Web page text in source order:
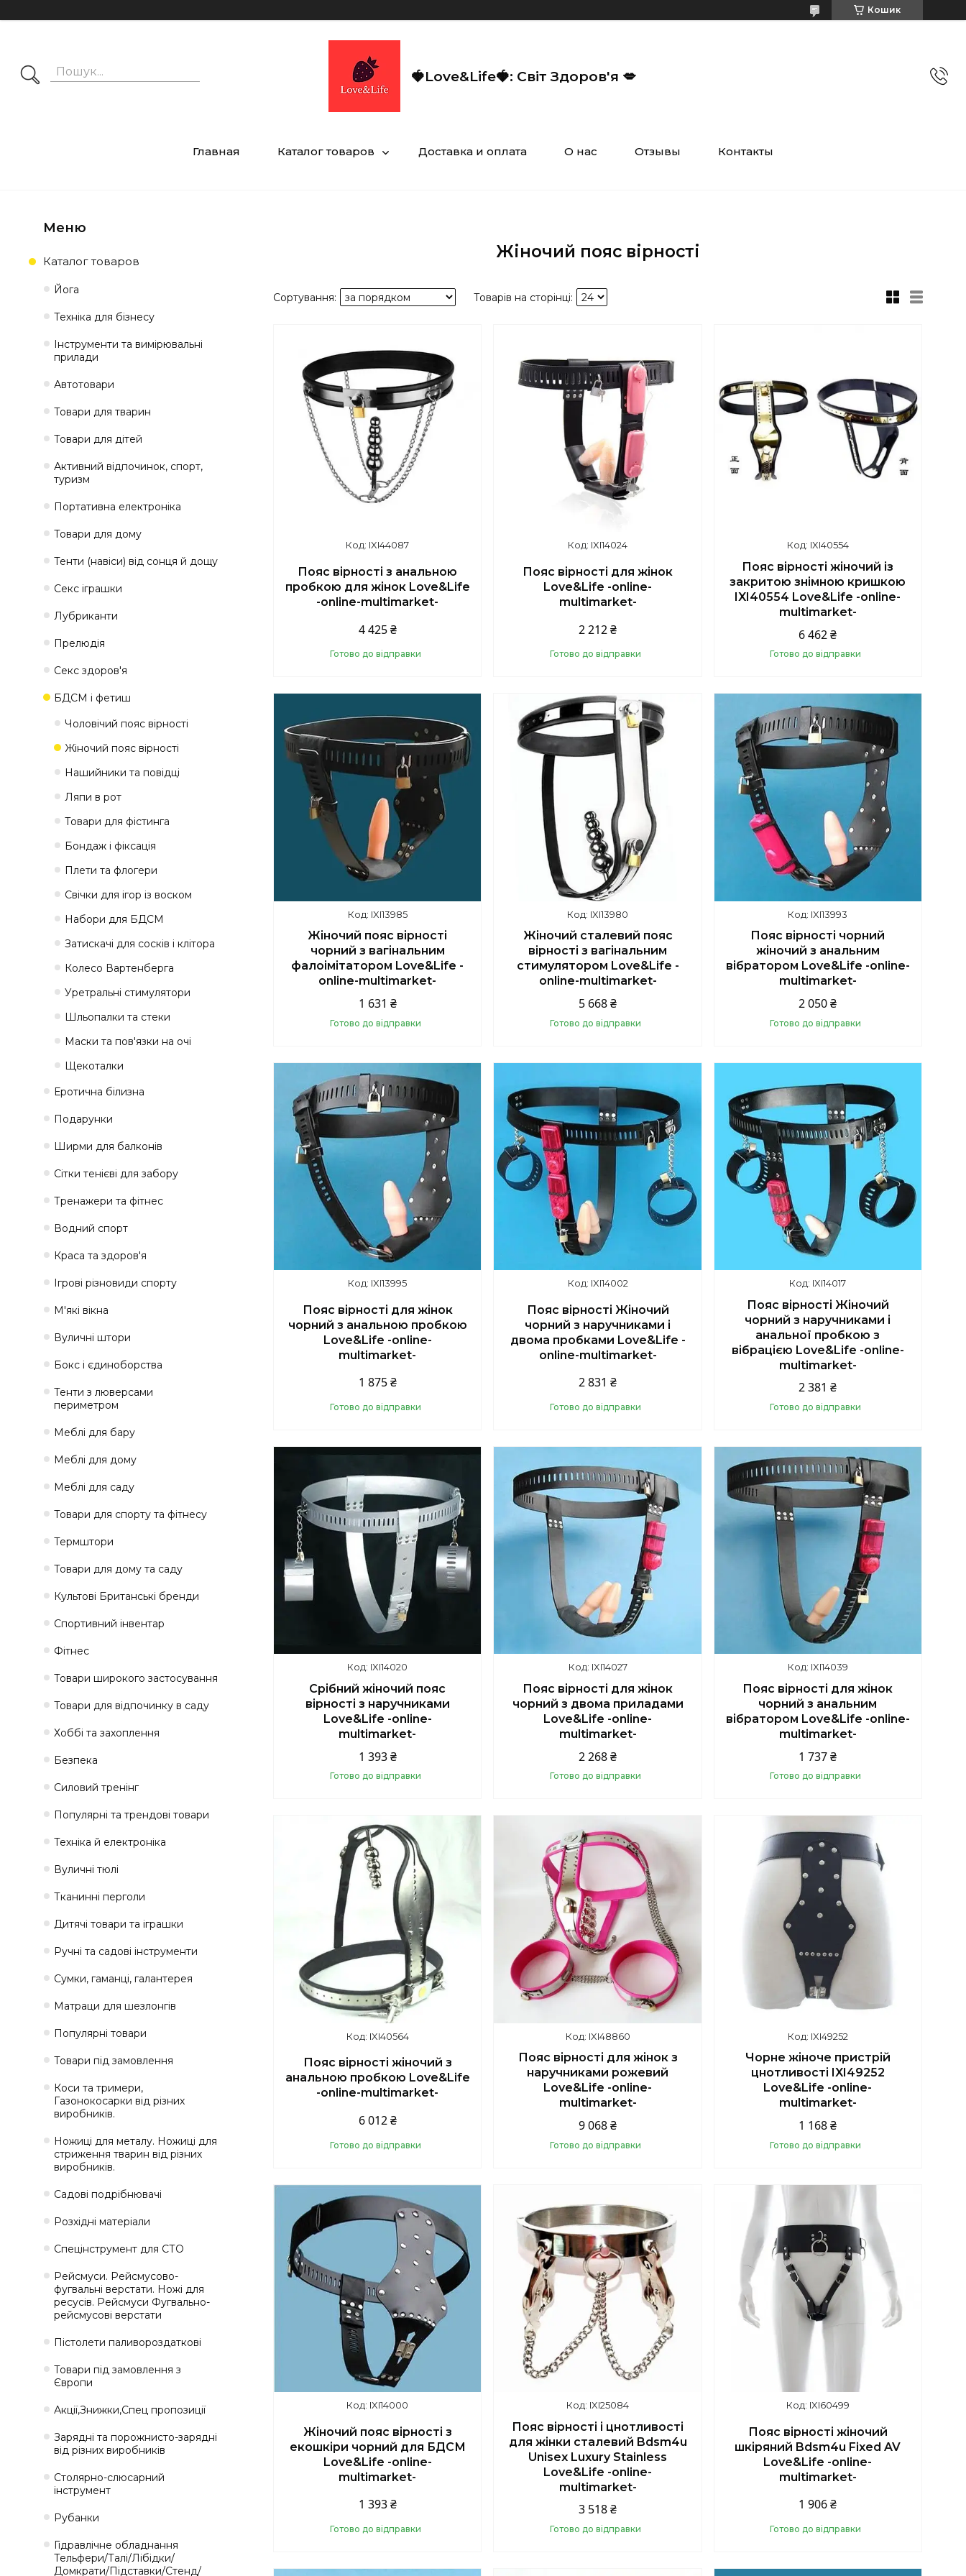
Кошик
🍓Love&Life🍓: Світ Здоров'я 💋
Главная Каталог товаров Доставка и оплата О нас Отзывы Контакты
Жіночий пояс вірності
IXI44087
Пояс вірності з анальною
пробкою для жінок Love&Life
-online-multimarket-
4 425 ₴
Готово до відправки
IXI14024
Пояс вірності для жінок
Love&Life -online-
multimarket-
2 212 ₴
Готово до відправки
Купити
IXI40554
Пояс вірності жіночий із
закритою знімною кришкою
IXI40554 Love&Life -online-
multimarket-
6 462 ₴
Готово до відправки
IXI13985
Жіночий пояс вірності
чорний з вагінальним
фалоімітатором Love&Life -
online-multimarket-
1 631 ₴
Готово до відправки
IXI13980
Жіночий сталевий пояс
вірності з вагінальним
стимулятором Love&Life -
online-multimarket-
5 668 ₴
Готово до відправки
IXI13993
Пояс вірності чорний
жіночий з анальним
вібратором Love&Life -online-
multimarket-
2 050 ₴
Готово до відправки
IXI13995
Пояс вірності для жінок
чорний з анальною пробкою
Love&Life -online-
multimarket-
1 875 ₴
Готово до відправки
IXI14002
Пояс вірності Жіночий
чорний з наручниками і
двома пробками Love&Life -
online-multimarket-
2 831 ₴
Готово до відправки
IXI14017
Пояс вірності Жіночий
чорний з наручниками і
анальної пробкою з
вібрацією Love&Life -online-
multimarket-
2 381 ₴
Готово до відправки
IXI14020
Срібний жіночий пояс
вірності з наручниками
Love&Life -online-
multimarket-
1 393 ₴
Готово до відправки
IXI14027
Пояс вірності для жінок
чорний з двома приладами
Love&Life -online-
multimarket-
2 268 ₴
Готово до відправки
IXI14039
Пояс вірності для жінок
чорний з анальним
вібратором Love&Life -online-
multimarket-
1 737 ₴
Готово до відправки
IXI40564
Пояс вірності жіночий з
анальною пробкою Love&Life
-online-multimarket-
6 012 ₴
Готово до відправки
Купити
IXI48860
Пояс вірності для жінок з
наручниками рожевий
Love&Life -online-
multimarket-
9 068 ₴
Готово до відправки
IXI49252
Чорне жіноче пристрій
цнотливості IXI49252
Love&Life -online-
multimarket-
1 168 ₴
Готово до відправки
IXI14000
Жіночий пояс вірності з
екошкіри чорний для БДСМ
Love&Life -online-
multimarket-
1 393 ₴
Готово до відправки
IXI25084
Пояс вірності і цнотливості
для жінки сталевий Bdsm4u
Unisex Luxury Stainless
Love&Life -online-
multimarket-
3 518 ₴
Готово до відправки
IXI60499
Пояс вірності жіночий
шкіряний Bdsm4u Fixed AV
Love&Life -online-
multimarket-
1 906 ₴
Готово до відправки
Каталог товаров
Йога
Техніка для бізнесу
Інструменти та вимірювальні
прилади
Автотовари
Товари для тварин
Товари для дітей
Активний відпочинок, спорт,
туризм
Портативна електроніка
Товари для дому
Тенти (навіси) від сонця й дощу
Секс іграшки
Лубриканти
Прелюдія
Секс здоров'я
БДСМ і фетиш
Чоловічий пояс вірності
Жіночий пояс вірності
Нашийники та повідці
Ляпи в рот
Товари для фістинга
Бондаж і фіксація
Плети та флогери
Свічки для ігор із воском
Набори для БДСМ
Затискачі для сосків і клітора
Колесо Вартенберга
Уретральні стимулятори
Шльопалки та стеки
Маски та пов'язки на очі
Щекоталки
Еротична білизна
Подарунки
Ширми для балконів
Сітки тенієві для забору
Тренажери та фітнес
Водний спорт
Краса та здоров'я
Ігрові різновиди спорту
М'які вікна
Вуличні штори
Бокс і єдиноборства
Тенти з люверсами
периметром
Меблі для бару
Меблі для дому
Меблі для саду
Товари для спорту та фітнесу
Термштори
Товари для дому та саду
Культові Британські бренди
Спортивний інвентар
Фітнес
Товари широкого застосування
Товари для відпочинку в саду
Хоббі та захоплення
Безпека
Силовий тренінг
Популярні та трендові товари
Техніка й електроніка
Вуличні тюлі
Тканинні перголи
Дитячі товари та іграшки
Ручні та садові інструменти
Сумки, гаманці, галантерея
Матраци для шезлонгів
Популярні товари
Товари під замовлення
Коси та тримери,
Газонокосарки від різних
виробників.
Ножиці для металу. Ножиці для
стриження тварин від різних
виробників.
Садові подрібнювачі
Розхідні матеріали
Спецінструмент для СТО
Рейсмуси. Рейсмусово-
фугвальні верстати. Ножі для
ресусів. Рейсмуси Фугвально-
рейсмусові верстати
Пістолети паливороздаткові
Товари під замовлення з
Європи
Акції,Знижки,Спец пропозиції
Зарядні та порожнисто-зарядні
від різних виробників
Столярно-слюсарний
інструмент
Рубанки
Гідравлічне обладнання
Тельфери/Талі/Лібідки/
Домкрати/Підставки/Стенд/